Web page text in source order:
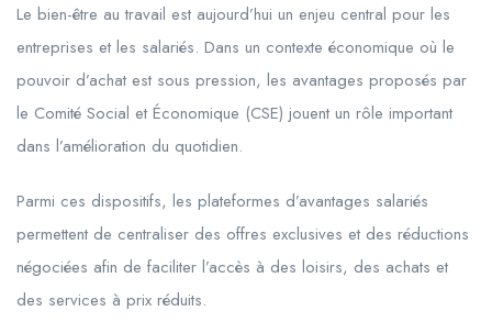
Le bien-être au travail est aujourd’hui un enjeu central pour les
entreprises et les salariés. Dans un contexte économique où le
pouvoir d’achat est sous pression, les avantages proposés par
le Comité Social et Économique (CSE) jouent un rôle important
dans l’amélioration du quotidien.
Parmi ces dispositifs, les plateformes d’avantages salariés
permettent de centraliser des offres exclusives et des réductions
négociées afin de faciliter l’accès à des loisirs, des achats et
des services à prix réduits.